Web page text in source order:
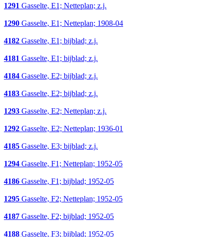
1291 Gasselte, E1; Netteplan; z.j.
1290 Gasselte, E1; Netteplan; 1908-04
4182 Gasselte, E1; bijblad; z.j.
4181 Gasselte, E1; bijblad; z.j.
4184 Gasselte, E2; bijblad; z.j.
4183 Gasselte, E2; bijblad; z.j.
1293 Gasselte, E2; Netteplan; z.j.
1292 Gasselte, E2; Netteplan; 1936-01
4185 Gasselte, E3; bijblad; z.j.
1294 Gasselte, F1; Netteplan; 1952-05
4186 Gasselte, F1; bijblad; 1952-05
1295 Gasselte, F2; Netteplan; 1952-05
4187 Gasselte, F2; bijblad; 1952-05
4188 Gasselte, F3; bijblad; 1952-05